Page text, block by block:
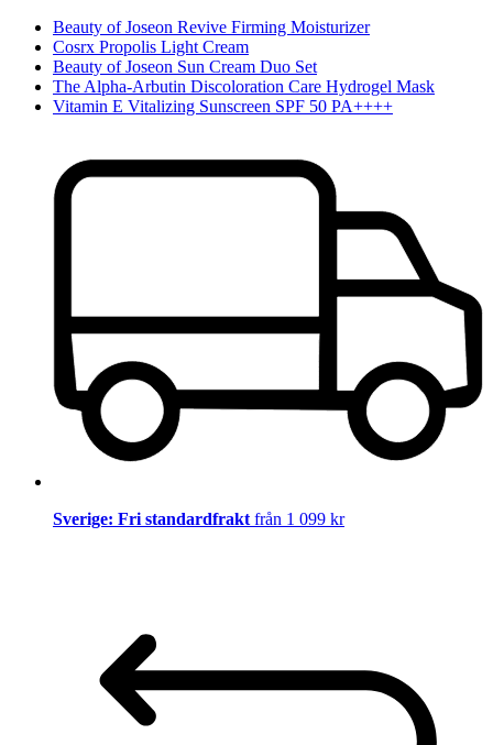
Beauty of Joseon Revive Firming Moisturizer
Cosrx Propolis Light Cream
Beauty of Joseon Sun Cream Duo Set
The Alpha-Arbutin Discoloration Care Hydrogel Mask
Vitamin E Vitalizing Sunscreen SPF 50 PA++++
Sverige: Fri standardfrakt från 1 099 kr